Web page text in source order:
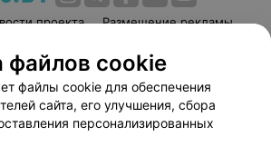
проекта
Размещение рекламы
соглашение
Способы оплаты
Вакансии
Партнеры
руководителю 103.by
файлов cookie
файлы cookie для обеспечения
сайта, его улучшения, сбора
персонализированных